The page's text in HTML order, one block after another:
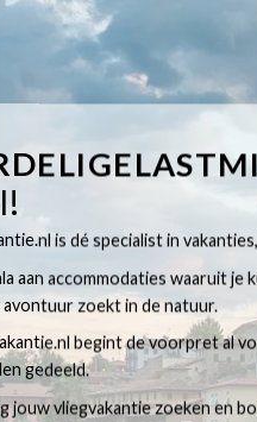
is dé specialist in
aan accommodaties waaruit
zoekt in de natuur.
begint de voorpret al
gedeeld.
jouw vliegvakantie zoeken en